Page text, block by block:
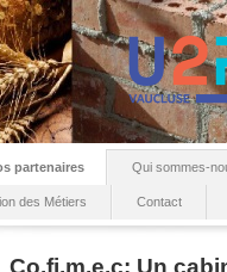
partenaires Qui sommes-
des Métiers Contact
Co.fi.m.e.c: Un